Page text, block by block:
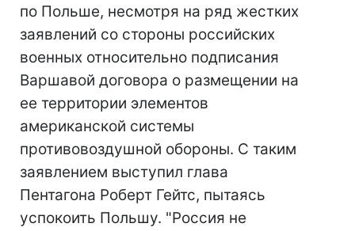
по Польше, несмотря на ряд жестких
заявлений со стороны российских
военных относительно подписания
Варшавой договора о размещении на
ее территории элементов
американской системы
противовоздушной обороны. С таким
заявлением выступил глава
Пентагона Роберт Гейтс, пытаясь
успокоить Польшу. "Россия не